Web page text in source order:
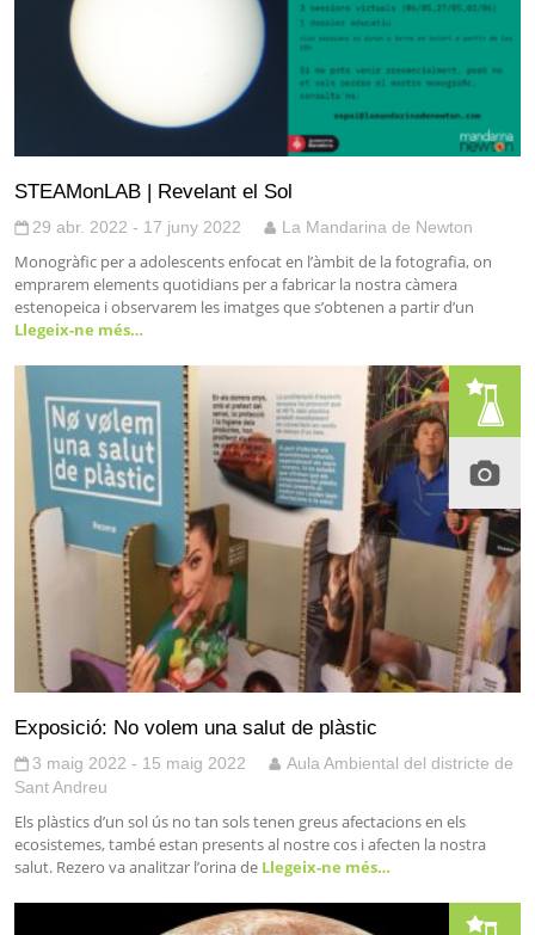
STEAMonLAB | Revelant el Sol
29 abr. 2022 - 17 juny 2022 La Mandarina de Newton
Monogràfic per a adolescents enfocat en l’àmbit de la fotografia, on
emprarem elements quotidians per a fabricar la nostra càmera
estenopeica i observarem les imatges que s’obtenen a partir d’un
Llegeix-ne més…
Exposició: No volem una salut de plàstic
3 maig 2022 - 15 maig 2022
Aula Ambiental del districte de
Sant Andreu
Els plàstics d’un sol ús no tan sols tenen greus afectacions en els
ecosistemes, també estan presents al nostre cos i afecten la nostra
salut. Rezero va analitzar l’orina de Llegeix-ne més…